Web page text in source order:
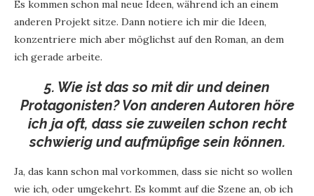
Es kommen schon mal neue Ideen, während ich an einem
anderen Projekt sitze. Dann notiere ich mir die Ideen,
konzentriere mich aber möglichst auf den Roman, an dem
ich gerade arbeite.
5. Wie ist das so mit dir und deinen
Protagonisten? Von anderen Autoren höre
ich ja oft, dass sie zuweilen schon recht
schwierig und aufmüpfige sein können.
Ja, das kann schon mal vorkommen, dass sie nicht so wollen
wie ich, oder umgekehrt. Es kommt auf die Szene an, ob ich